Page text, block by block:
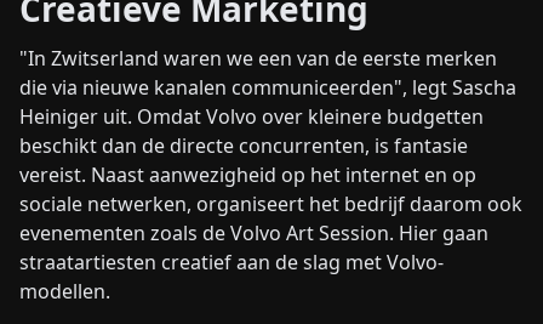
"In Zwitserland waren we een van de eerste merken
die via nieuwe kanalen communiceerden", legt Sascha
Heiniger uit. Omdat Volvo over kleinere budgetten
beschikt dan de directe concurrenten, is fantasie
vereist. Naast aanwezigheid op het internet en op
sociale netwerken, organiseert het bedrijf daarom ook
evenementen zoals de Volvo Art Session. Hier gaan
straatartiesten creatief aan de slag met Volvo-
modellen.